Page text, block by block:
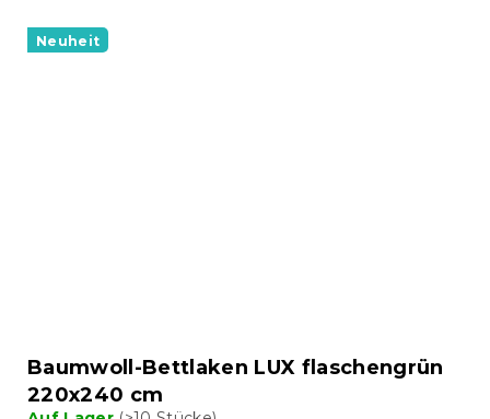
Neuheit
Baumwoll-Bettlaken LUX flaschengrün
220x240 cm